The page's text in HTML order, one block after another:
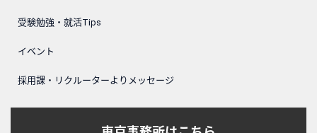
受験勉強・就活Tips
イベント
採用課・リクルーターよりメッセージ